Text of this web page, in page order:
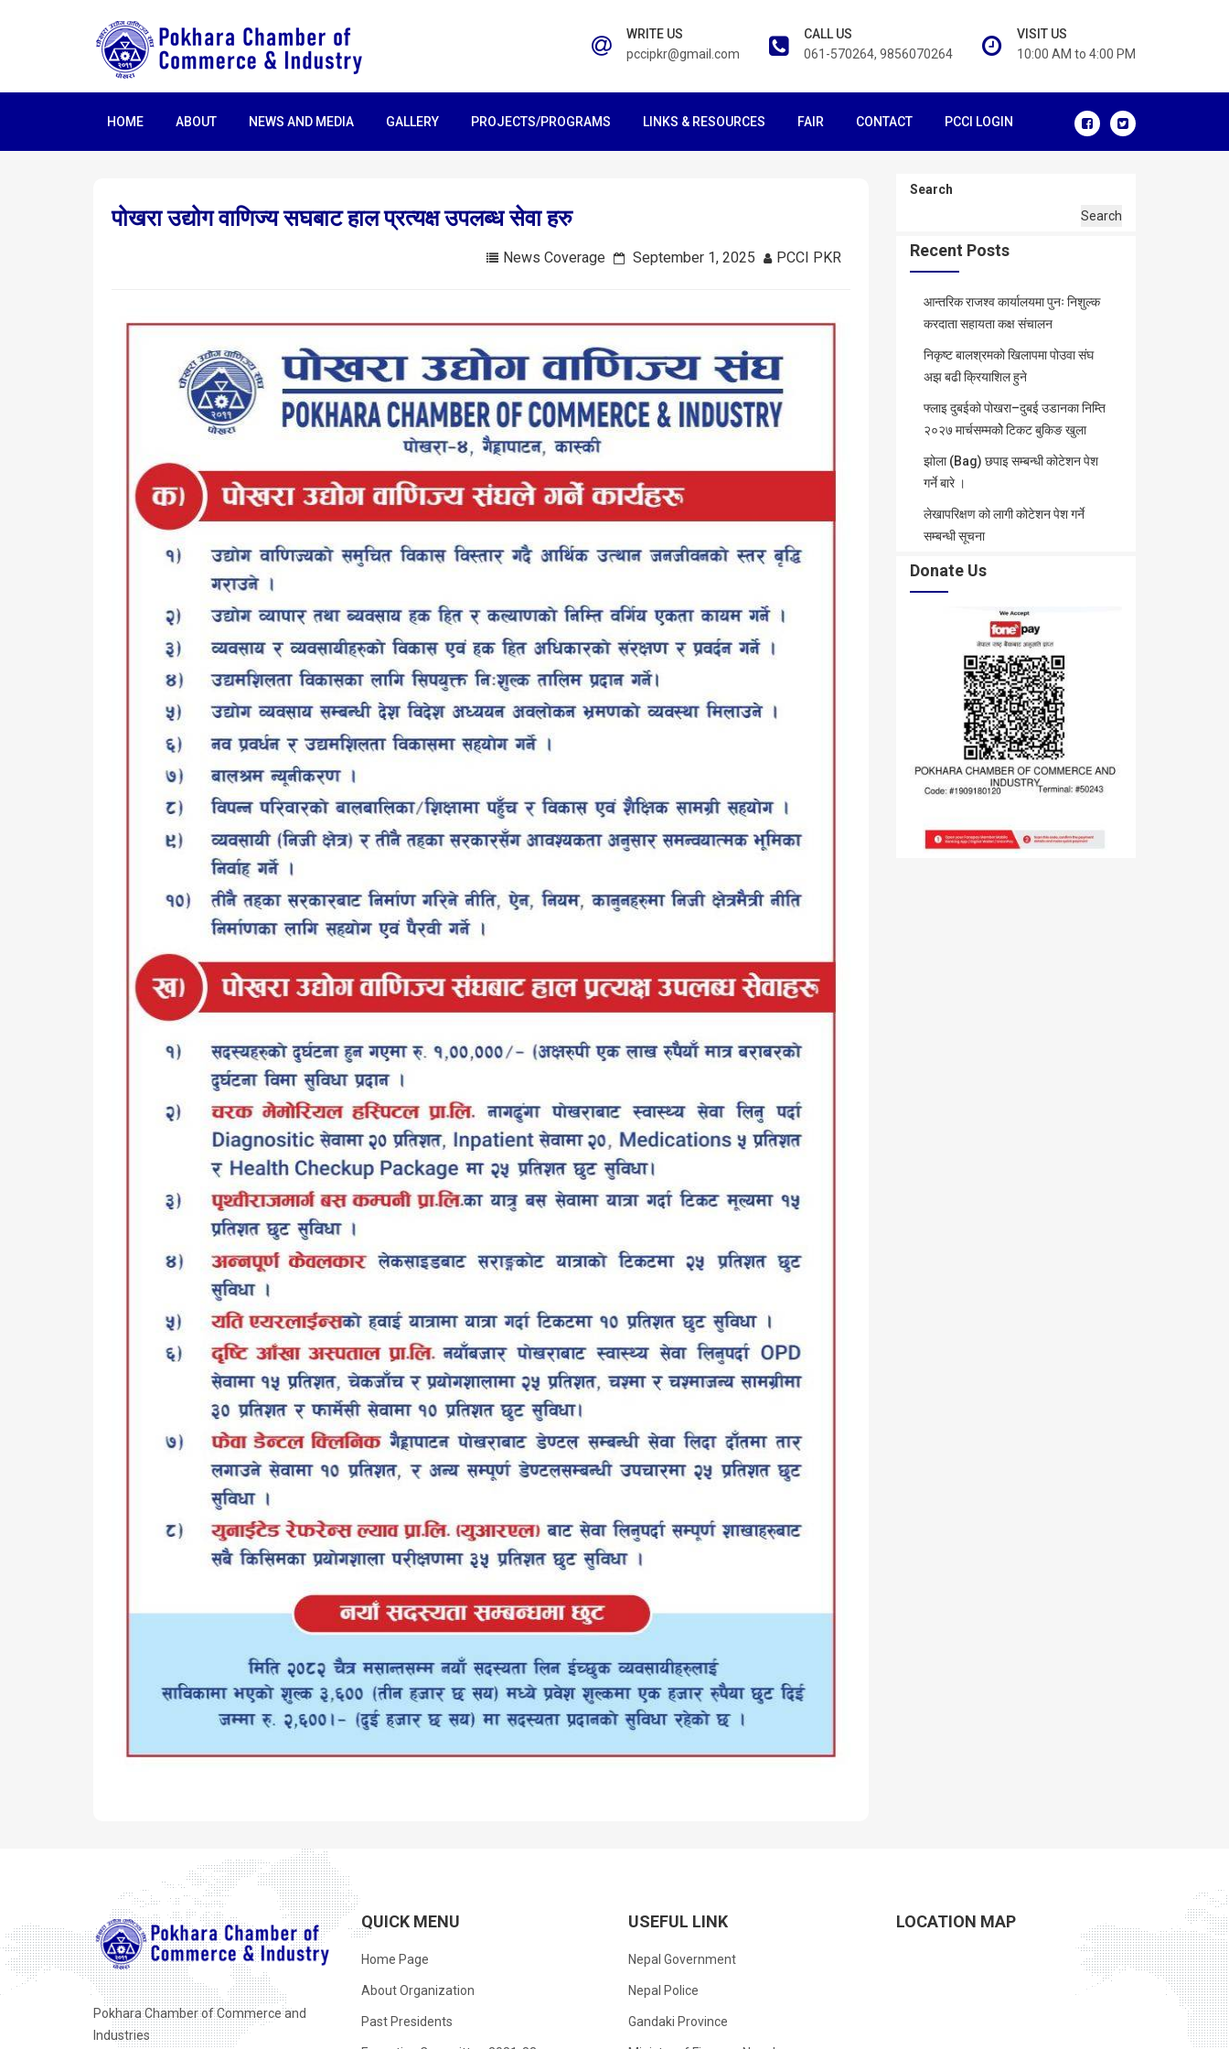
WRITE US
pccipkr@gmail.com
CALL US
061-570264, 9856070264
VISIT US
10:00 AM to 4:00 PM
HOME ABOUT NEWS AND MEDIA GALLERY PROJECTS/PROGRAMS LINKS & RESOURCES FAIR CONTACT PCCI LOGIN
पोखरा उद्योग वाणिज्य सघबाट हाल प्रत्यक्ष उपलब्ध सेवा हरु
News Coverage September 1, 2025 PCCI PKR
Search
Search
Recent Posts
आन्तरिक राजश्व कार्यालयमा पुनः निशुल्क
करदाता सहायता कक्ष संचालन
निकृष्ट बालश्रमको खिलापमा पोउवा संघ
अझ बढी क्रियाशिल हुने
फ्लाइ दुबईको पोखरा–दुबई उडानका निम्ति
२०२७ मार्चसम्मकोे टिकट बुकिङ खुला
झोला (Bag) छपाइ सम्बन्धी कोटेशन पेश
गर्ने बारे ।
लेखापरिक्षण को लागी कोटेशन पेश गर्ने
सम्बन्धी सूचना
Donate Us
Pokhara Chamber of Commerce and
Industries
QUICK MENU
Home Page
About Organization
Past Presidents
USEFUL LINK
Nepal Government
Nepal Police
Gandaki Province
LOCATION MAP